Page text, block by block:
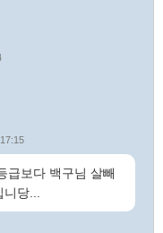
급보다 백구님 살빼
니당...